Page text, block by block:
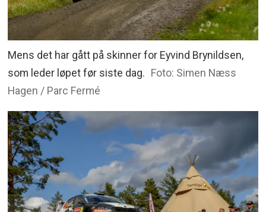
Mens det har gått på skinner for Eyvind Brynildsen,
som leder løpet før siste dag. Foto: Simen Næss
Hagen / Parc Fermé